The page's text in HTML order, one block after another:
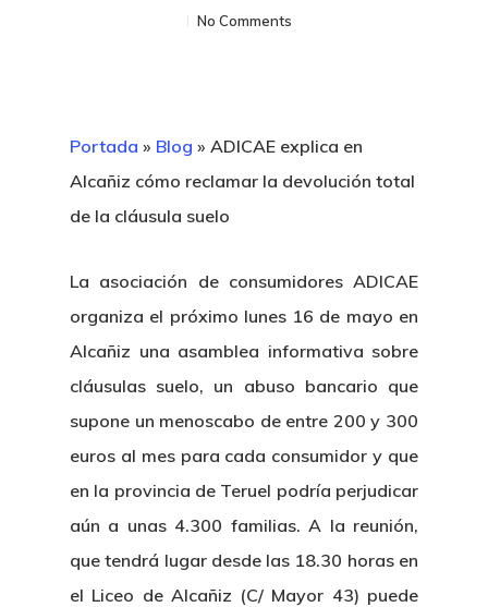
No Comments
Portada » Blog » ADICAE explica en
Alcañiz cómo reclamar la devolución total
de la cláusula suelo
La asociación de consumidores ADICAE
organiza el próximo lunes 16 de mayo en
Alcañiz una asamblea informativa sobre
cláusulas suelo, un abuso bancario que
supone un menoscabo de entre 200 y 300
euros al mes para cada consumidor y que
en la provincia de Teruel podría perjudicar
aún a unas 4.300 familias. A la reunión,
que tendrá lugar desde las 18.30 horas en
el Liceo de Alcañiz (C/ Mayor 43) puede